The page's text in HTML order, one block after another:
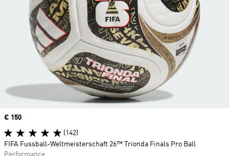
Price
€ 150
(142)
FIFA Fussball-Weltmeisterschaft 26™ Trionda Finals Pro Ball
Performance